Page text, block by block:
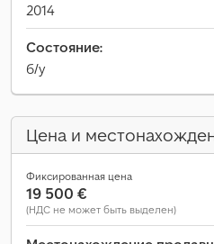
2014
Состояние:
б/у
Цена и
Фиксированная цена
19 500 €
(НДС не может быть выделен)